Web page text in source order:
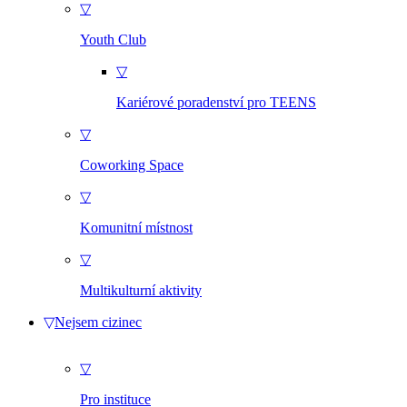
▽
Youth Club
▽
Kariérové poradenství pro TEENS
▽
Coworking Space
▽
Komunitní místnost
▽
Multikulturní aktivity
▽Nejsem cizinec
▽
Pro instituce